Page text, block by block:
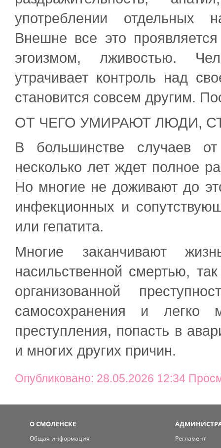
употреблении отдельных
Внешне все это
эгоизмом, лживостью.
утрачивает контроль над
становится совсем другим.
ОТ ЧЕГО УМИРАЮТ ЛЮДИ,
В большинстве случаев
несколько лет ждет полное
Но многие не доживают до
инфекционных и
или гепатита.
Многие заканчивают
насильственной смертью,
организованной
самосохранения и легко
преступления, попасть в
и многих других причин.
Опубликовано: 28.05.2026 12:34
О СМОЛЕНСКЕ
Общая информация
Регламент